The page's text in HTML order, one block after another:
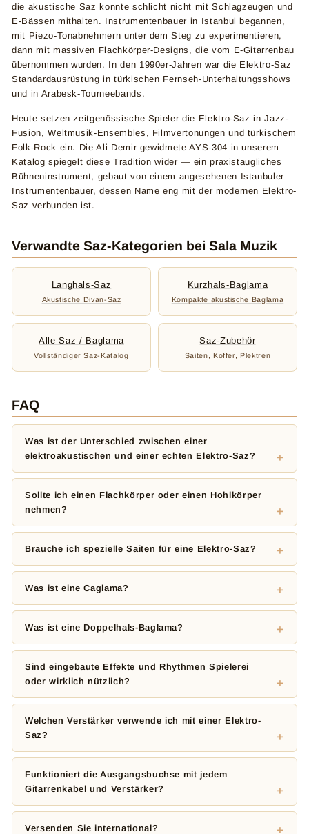
die akustische Saz konnte schlicht nicht mit Schlagzeugen und
E-Bässen mithalten. Instrumentenbauer in Istanbul begannen,
mit Piezo-Tonabnehmern unter dem Steg zu experimentieren,
dann mit massiven Flachkörper-Designs, die vom E-Gitarrenbau
übernommen wurden. In den 1990er-Jahren war die Elektro-Saz
Standardausrüstung in türkischen Fernseh-Unterhaltungsshows
und in Arabesk-Tourneebands.
Heute setzen zeitgenössische Spieler die Elektro-Saz in Jazz-
Fusion, Weltmusik-Ensembles, Filmvertonungen und türkischem
Folk-Rock ein. Die Ali Demir gewidmete AYS-304 in unserem
Katalog spiegelt diese Tradition wider — ein praxistaugliches
Bühneninstrument, gebaut von einem angesehenen Istanbuler
Instrumentenbauer, dessen Name eng mit der modernen Elektro-
Saz verbunden ist.
Verwandte Saz-Kategorien bei Sala Muzik
Langhals-Saz
Akustische Divan-Saz
Kurzhals-Baglama
Kompakte akustische Baglama
Alle Saz / Baglama
Vollständiger Saz-Katalog
Saz-Zubehör
Saiten, Koffer, Plektren
FAQ
Was ist der Unterschied zwischen einer
elektroakustischen und einer echten Elektro-Saz?
Sollte ich einen Flachkörper oder einen Hohlkörper
nehmen?
Brauche ich spezielle Saiten für eine Elektro-Saz?
Was ist eine Caglama?
Was ist eine Doppelhals-Baglama?
Sind eingebaute Effekte und Rhythmen Spielerei
oder wirklich nützlich?
Welchen Verstärker verwende ich mit einer Elektro-
Saz?
Funktioniert die Ausgangsbuchse mit jedem
Gitarrenkabel und Verstärker?
Versenden Sie international?